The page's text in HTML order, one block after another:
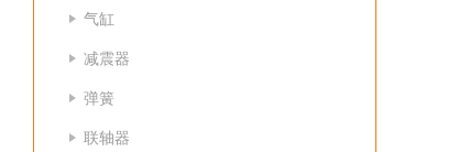
气缸
减震器
弹簧
联轴器